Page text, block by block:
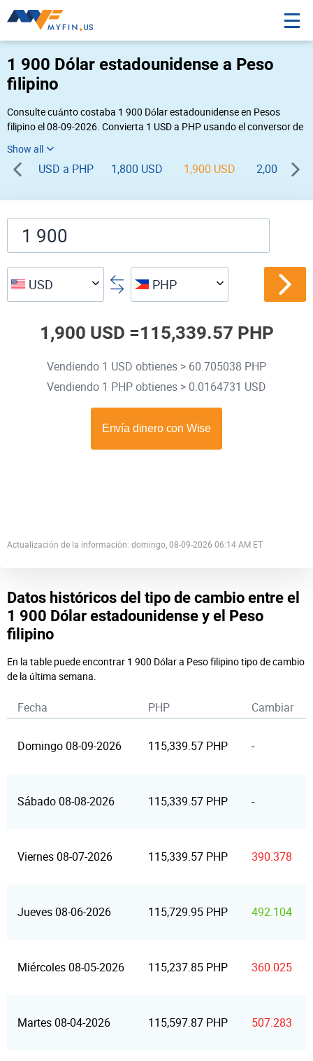
1 900 Dólar estadounidense a Peso
filipino
Consulte cuánto costaba 1 900 Dólar estadounidense en Pesos
filipino el 08-09-2026. Convierta 1 USD a PHP usando el conversor de
«PHP USD
USD a PHP 1,800 USD 1,900 USD 2,000 USD
USD PHP
1,900 USD =115,339.57 PHP
Vendiendo 1 USD obtienes > 60.705038 PHP
Vendiendo 1 PHP obtienes > 0.0164731 USD
Actualización de la información: domingo, 08-09-2026 06:14 AM ET
Datos históricos del tipo de cambio entre el
1 900 Dólar estadounidense y el Peso
filipino
En la table puede encontrar 1 900 Dólar a Peso filipino tipo de cambio
de la última semana.
Fecha PHP Cambiar
Domingo 08-09-2026 115,339.57 PHP -
Sábado 08-08-2026 115,339.57 PHP -
Viernes 08-07-2026 115,339.57 PHP 390.378
Jueves 08-06-2026 115,729.95 PHP 492.104
Miércoles 08-05-2026 115,237.85 PHP 360.025
Martes 08-04-2026 115,597.87 PHP 507.283